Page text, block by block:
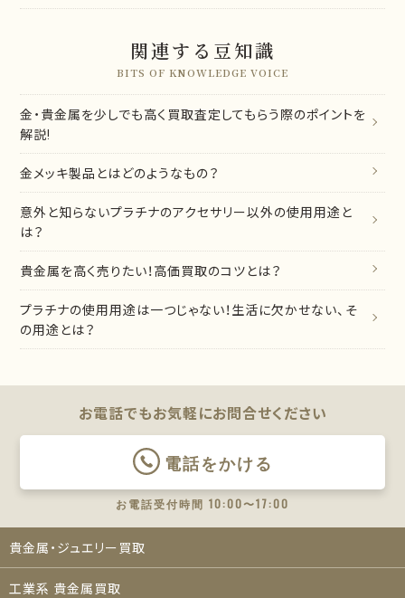
関連する豆知識
BITS OF KNOWLEDGE VOICE
金・貴金属を少しでも高く買取査定してもらう際のポイントを
解説!
金メッキ製品とはどのようなもの？
意外と知らないプラチナのアクセサリー以外の使用用途と
は？
貴金属を高く売りたい！高価買取のコツとは？
プラチナの使用用途は一つじゃない！生活に欠かせない、そ
の用途とは？
お電話でもお気軽にお問合せください
電話をかける
お電話受付時間 10:00〜17:00
貴金属・ジュエリー買取
工業系 貴金属買取